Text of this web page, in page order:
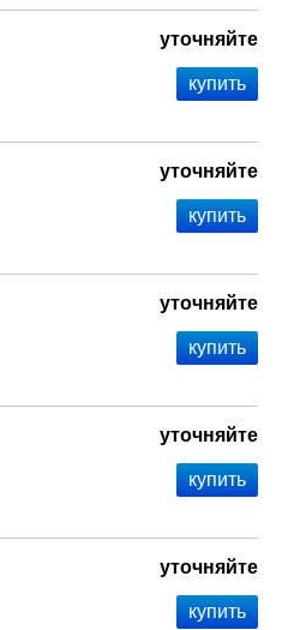
уточняйте
уточняйте
уточняйте
уточняйте
уточняйте